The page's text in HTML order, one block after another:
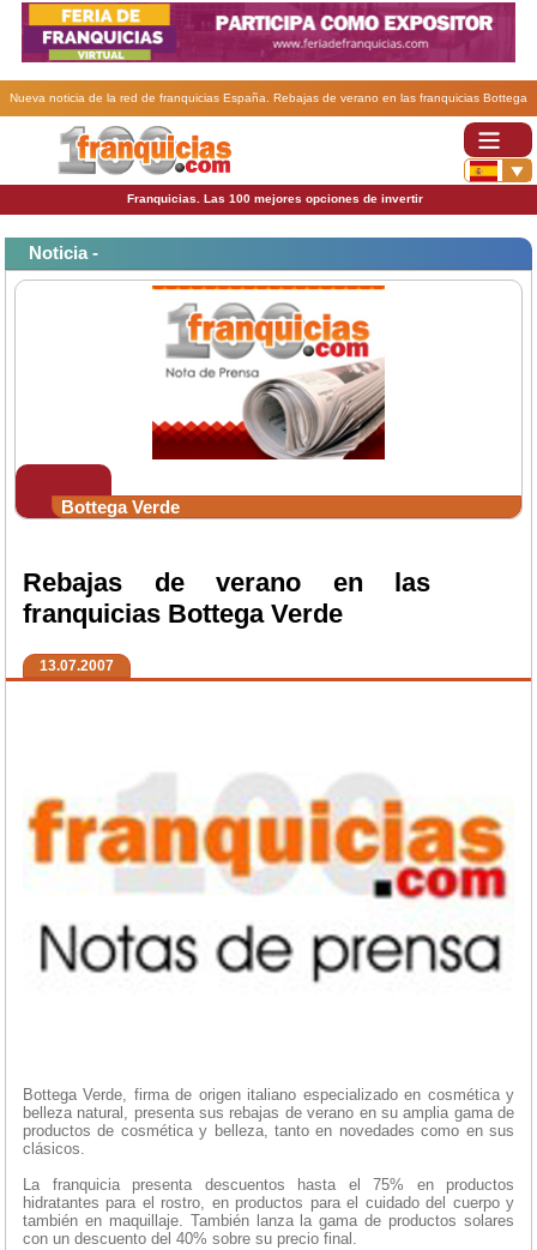
Nueva noticia de la red de franquicias España. Rebajas de verano en las franquicias Bottega
Franquicias. Las 100 mejores opciones de invertir
Noticia -
Bottega Verde
Rebajas de verano en las
franquicias Bottega Verde
13.07.2007
Bottega Verde, firma de origen italiano especializado en cosmética y
belleza natural, presenta sus rebajas de verano en su amplia gama de
productos de cosmética y belleza, tanto en novedades como en sus
clásicos.
La franquicia presenta descuentos hasta el 75% en productos
hidratantes para el rostro, en productos para el cuidado del cuerpo y
también en maquillaje. También lanza la gama de productos solares
con un descuento del 40% sobre su precio final.